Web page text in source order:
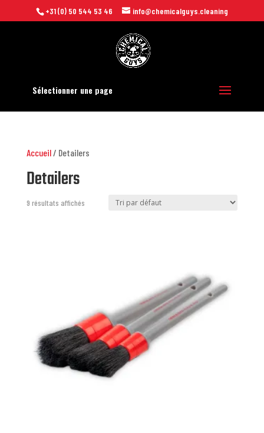
+31 (0) 50 544 53 46 info@chemicalguys.cleaning
Sélectionner une page
Accueil/ Detailers
Detailers
9 résultats affichés